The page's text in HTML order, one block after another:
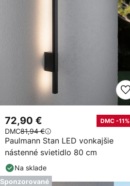
Paulmann Stan LED vonkajšie
nástenné svietidlo 80 cm
72,90 € DMC -11%
DMC81,94 €
Na sklade
Sponzorované